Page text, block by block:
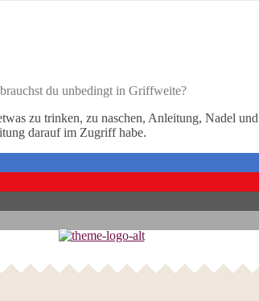
du unbedingt in Griffweite?
zu trinken, zu naschen, Anleitung, Nadel
darauf im Zugriff habe.